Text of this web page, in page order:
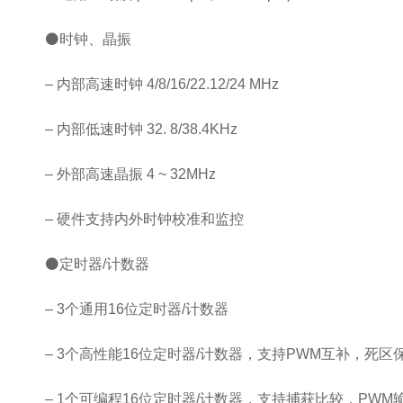
⚫时钟、晶振
– 内部高速时钟 4/8/16/22.12/24 MHz
– 内部低速时钟 32. 8/38.4KHz
– 外部高速晶振 4 ~ 32MHz
– 硬件支持内外时钟校准和监控
⚫定时器/计数器
– 3个通用16位定时器/计数器
– 3个高性能16位定时器/计数器，支持PWM互补，死区
– 1个可编程16位定时器/计数器，支持捕获比较，PWM